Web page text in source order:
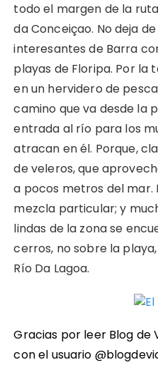
todo el margen de la
da Conceiçao. No deja
interesantes de Barra
playas de Floripa. Por la
en un hervidero de
camino que va desde la
entrada al río para los
atracan en él. Porque,
de veleros, que
a pocos metros del mar.
mezcla particular; y
lindas de la zona se
cerros, no sobre la
Río Da Lagoa.
Gracias por leer Blog de
con el usuario